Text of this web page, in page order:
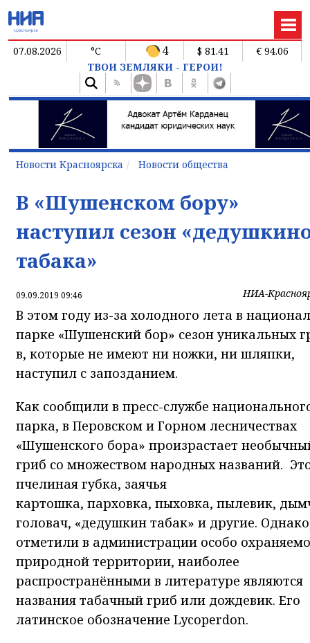
07.08.2026 °C 4 $ 81.41
€ 94.06
ТВОИ ЗЕМЛЯКИ - ГЕРОИ!
Новости Красноярска Новости общества
В «Шушенском бору»
наступил сезон
табака»
09.09.2019 09:46 НИА-
В этом году из-за холодного лета в
парке «Шушенский бор» сезон уникальных
в, которые не имеют ни ножки, ни шляпки,
наступил с запозданием.
Как сообщили в пресс-службе
парка, в Перовском и Горном лесничествах
«Шушенского бора» произрастает
гриб со множеством народных названий.
пчелиная губка, заячья
картошка, парховка, пыховка, пылевик,
головач, «дедушкин табак» и другие.
отметили в администрации особо
природной территории, наиболее
распространёнными в литературе являются
названия табачный гриб или дождевик. Его
латинское обозначение Lycoperdon.